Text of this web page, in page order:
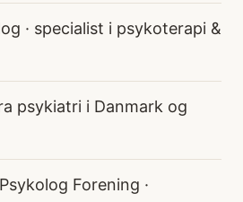
· specialist i psykoterapi &
psykiatri i Danmark og
Forening ·